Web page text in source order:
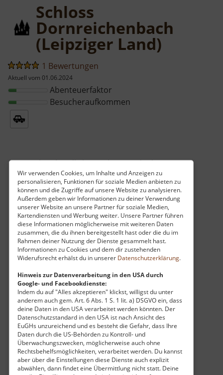
Wir verwenden Cookies, um Inhalte und Anzeigen zu
personalisieren, Funktionen für soziale Medien anbieten zu
können und die Zugriffe auf unsere Website zu analysieren.
Außerdem geben wir Informationen zu deiner Verwendung
unserer Website an unsere Partner für soziale Medien,
Kartendiensten und Werbung weiter. Unsere Partner führen
diese Informationen möglicherweise mit weiteren Daten
zusammen, die du ihnen bereitgestellt hast oder die du im
Rahmen deiner Nutzung der Dienste gesammelt hast.
Informationen zu Cookies und dem dir zustehenden
Widerufsrecht erhälst du in unserer Datenschutzerklärung.
Hinweis zur Datenverarbeitung in den USA durch
Google- und Facebookdienste:
Indem du auf "Alles akzeptieren" klickst, willigst du unter
anderem auch gem. Art. 6 Abs. 1 S. 1 lit. a) DSGVO ein, dass
deine Daten in den USA verarbeitet werden könnten. Der
Datenschutzstandard in den USA ist nach Ansicht des
EuGHs unzureichend und es besteht die Gefahr, dass Ihre
Daten durch die US-Behörden zu Kontroll- und
Überwachungszwecken, möglicherweise auch ohne
Rechtsbehelfsmöglichkeiten, verarbeitet werden. Du kannst
aber über die Einstellungen diese Dienste auch explizit
abwählen, dann findet eine Übermittlung nicht statt. Deine
Schloss
Dornreichenbach
(Leipziger Land)
1 Bewertungen
Aktuell vom 01.06.2024
Abenteuerfaktor
Besucheraufkommen
Erstmals urkundlich erwähnt wurde das
Rittergut um 1551, es soll es aber bereits in der
ersten Hälfte des 14. Jahrhunderts gegeben
haben. Im 17. und 18. Jahrhundert war es im
Besitz der Familie Mordeisen, danach gehörte es
den Brüdern Schmiedel, selbige veräußerten es
an den Grafen Vitzthum von Eckstädt, später
besaßen es Herren von Minckwitz und zwischen
1932 und 1945 Max Drechsel. Seit 2006 dient es
der Familie Fairhurst als Wohnsitz. Schloss und
Park in Dornreichenbach sind nicht zugänglich.